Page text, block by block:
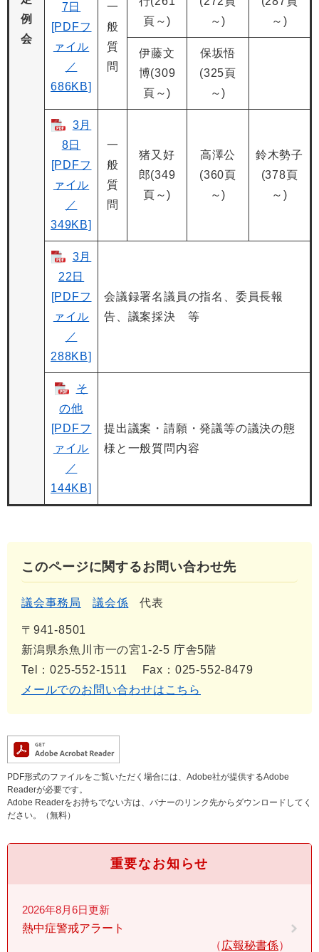
例
会
7日
[PDFフ
ァイル
／
686KB]
一
般
質
問
頁～)
～)
～)
伊藤文
博(309
頁～)
保坂悟
(325頁
～)
3月
8日
[PDFフ
ァイル
／
349KB]
一
般
質
問
猪又好
郎(349
頁～)
高澤公
(360頁
～)
鈴木勢子
(378頁
～)
3月
22日
[PDFフ
ァイル
／
288KB]
会議録署名議員の指名、委員長報
告、議案採決 等
そ
の他
[PDFフ
ァイル
／
144KB]
提出議案・請願・発議等の議決の態
様と一般質問内容
このページに関するお問い合わせ先
議会事務局 議会係 代表
〒941-8501
新潟県糸魚川市一の宮1-2-5 庁舎5階
Tel：025-552-1511
Fax：025-552-8479
メールでのお問い合わせはこちら
PDF形式のファイルをご覧いただく場合には、Adobe社が提供するAdobe
Readerが必要です。
Adobe Readerをお持ちでない方は、バナーのリンク先からダウンロードしてく
ださい。（無料）
重要なお知らせ
2026年8月6日更新
熱中症警戒アラート
広報秘書係